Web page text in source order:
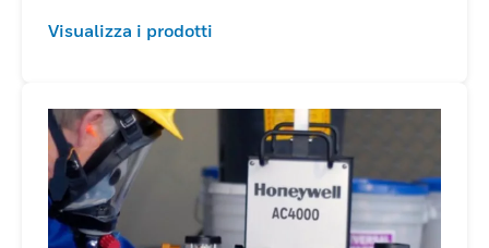
Visualizza i prodotti